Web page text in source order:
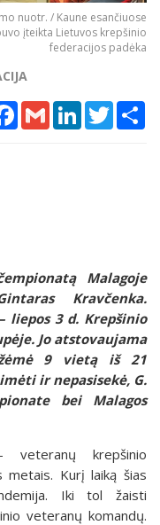
nuotr. / Kaune esančiuose
įteikta Lietuvos krepšinio
federacijos padėka
Facebook
Gmail LinkedInTwitter
Malagoje
Kravčenka.
liepos 3 d. Krepšinio
Jo atstovaujama
9 vietą iš 21
ir nepasisekė, G.
bei Malagos
veteranų krepšinio
metais. Kurį laiką šias
Iki tol žaisti
veteranų komandų.